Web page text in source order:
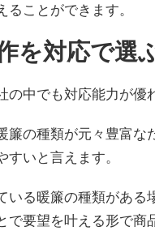
ことができます。
を対応で選
の中でも対応能力が優
簾の種類が元々豊富な
いと言えます。
いる暖簾の種類がある
で要望を叶える形で商